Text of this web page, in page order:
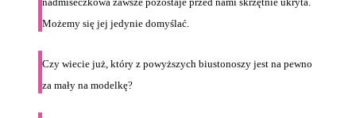
Możemy się jej jedynie domyślać.
Czy wiecie już, który z powyższych biustonoszy jest na pewno
za mały na modelkę?